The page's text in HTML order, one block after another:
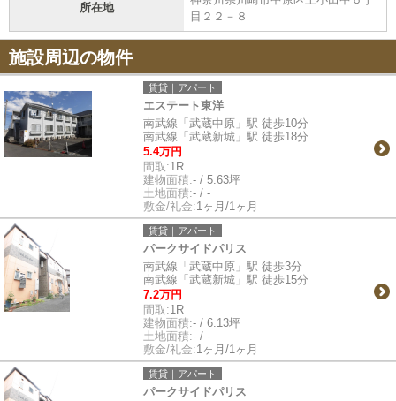
所在地
目２２－８
施設周辺の物件
賃貸｜アパート
エステート東洋
南武線「武蔵中原」駅 徒歩10分
南武線「武蔵新城」駅 徒歩18分
5.4万円
間取:1R
建物面積:- / 5.63坪
土地面積:- / -
敷金/礼金:1ヶ月/1ヶ月
賃貸｜アパート
パークサイドパリス
南武線「武蔵中原」駅 徒歩3分
南武線「武蔵新城」駅 徒歩15分
7.2万円
間取:1R
建物面積:- / 6.13坪
土地面積:- / -
敷金/礼金:1ヶ月/1ヶ月
賃貸｜アパート
パークサイドパリス